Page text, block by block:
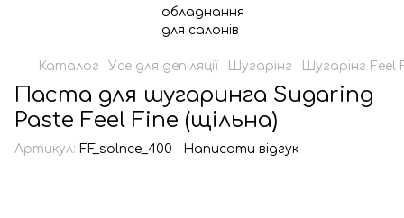
Каталог Усе для депіляції Шугарінг Шугарінг Feel
Паста для шугаринга Sugaring
Paste Feel Fine (щільна)
Артикул: FF_solnce_400 Написати відгук